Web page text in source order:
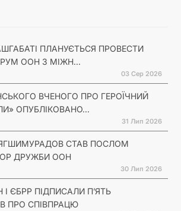
ПЛАНУЄТЬСЯ ПРОВЕСТИ
ООН З МІЖН...
03 Сер 2026
ВЧЕНОГО ПРО ГЕРОЇЧНИЙ
ОПУБЛІКОВАНО...
31 Лип 2026
СТАВ ПОСЛОМ
ДРУЖБИ ООН
30 Лип 2026
ЄБРР ПІДПИСАЛИ П’ЯТЬ
ПРО СПІВПРАЦЮ